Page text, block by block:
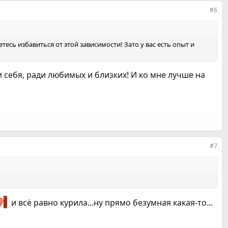
#6
избавиться от этой зависимости! Зато у вас есть опыт и
себя, ради любимых и близких! И ко мне лучше на
#7
и всё равно курила...ну прямо безумная какая-то...